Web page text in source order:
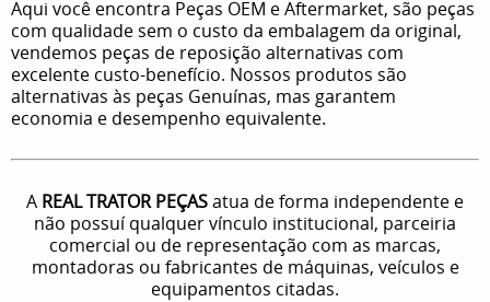
Aqui você encontra Peças OEM e Aftermarket, são peças
com qualidade sem o custo da embalagem da original,
vendemos peças de reposição alternativas com
excelente custo-benefício. Nossos produtos são
alternativas às peças Genuínas, mas garantem
economia e desempenho equivalente.
A REAL TRATOR PEÇASatua de forma independente e
não possuí qualquer vínculo institucional, parceiria
comercial ou de representação com as marcas,
montadoras ou fabricantes de máquinas, veículos e
equipamentos citadas.